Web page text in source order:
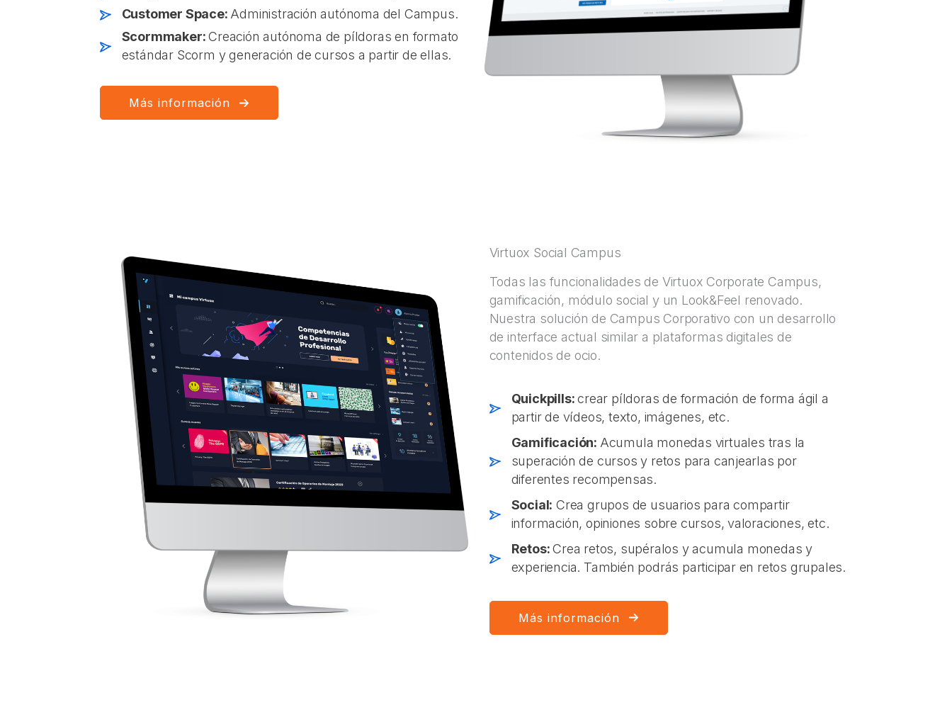
Customer Space: Administración autónoma del Campus.
Scormmaker:Creación autónoma de píldoras en formato
estándar Scorm y generación de cursos a partir de ellas.
Más información
Virtuox Social Campus
Todas las funcionalidades de Virtuox Corporate Campus,
gamificación, módulo social y un Look&Feel renovado.
Nuestra solución de Campus Corporativo con un desarrollo
de interface actual similar a plataformas digitales de
contenidos de ocio.
Quickpills:crear píldoras de formación de forma ágil a
partir de vídeos, texto, imágenes, etc.
Gamificación: Acumula monedas virtuales tras la
superación de cursos y retos para canjearlas por
diferentes recompensas.
Social: Crea grupos de usuarios para compartir
información, opiniones sobre cursos, valoraciones, etc.
Retos:Crea retos, supéralos y acumula monedas y
experiencia. También podrás participar en retos grupales.
Más información